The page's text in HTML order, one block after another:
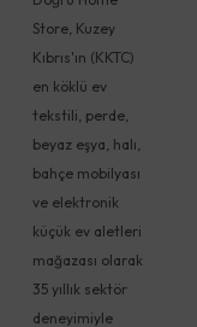
Store, Kuzey
Kıbrıs'ın (KKTC)
en köklü ev
tekstili, perde,
beyaz eşya, halı,
bahçe mobilyası
ve elektronik
küçük ev aletleri
mağazası olarak
35 yıllık sektör
deneyimiyle